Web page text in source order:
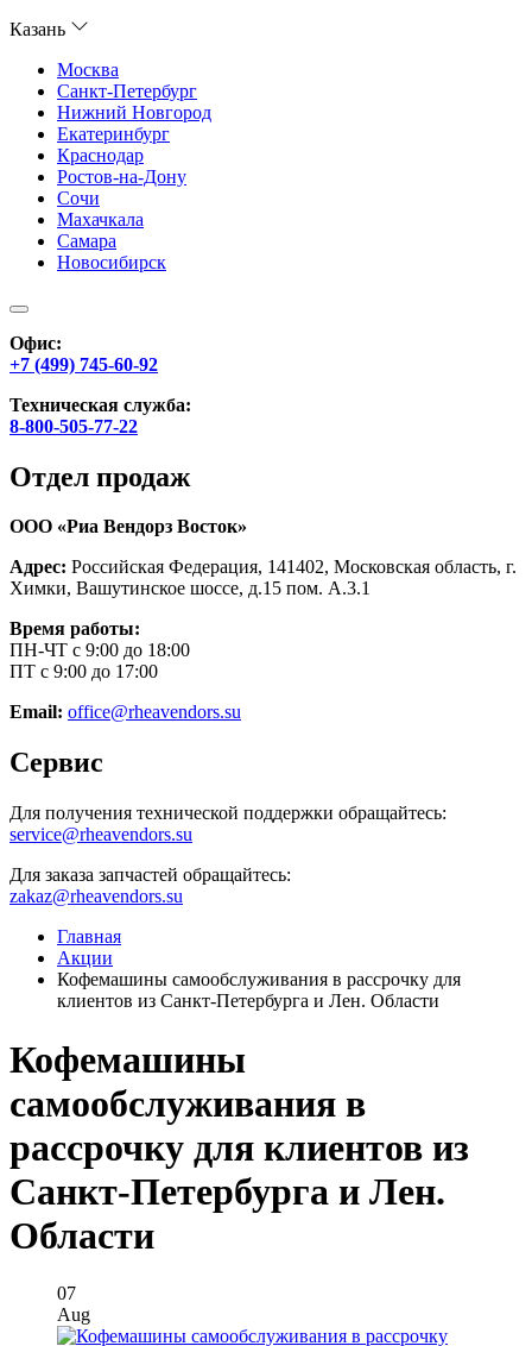
Казань
Москва
Санкт-Петербург
Нижний Новгород
Екатеринбург
Краснодар
Ростов-на-Дону
Сочи
Махачкала
Самара
Новосибирск
Офис:
+7 (499) 745-60-92
Техническая служба:
8-800-505-77-22
Отдел продаж
ООО «Риа Вендорз Восток»
Адрес: Российская Федерация, 141402, Московская область, г.
Химки, Вашутинское шоссе, д.15 пом. А.3.1
Время работы:
ПН-ЧТ с 9:00 до 18:00
ПТ с 9:00 до 17:00
Email: office@rheavendors.su
Сервис
Для получения технической поддержки обращайтесь:
service@rheavendors.su
Для заказа запчастей обращайтесь:
zakaz@rheavendors.su
Главная
Акции
Кофемашины самообслуживания в рассрочку для
клиентов из Санкт-Петербурга и Лен. Области
Кофемашины
самообслуживания в
рассрочку для клиентов из
Санкт-Петербурга и Лен.
Области
07
Aug